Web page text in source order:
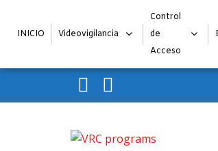
INICIO Videovigilancia
Control
de
Acceso
Skip to navigation